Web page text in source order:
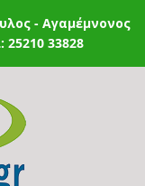
- Αγαμέμνονος
33828